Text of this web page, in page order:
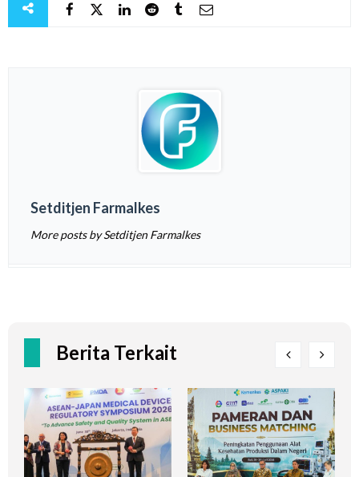
Setditjen Farmalkes
More posts by Setditjen Farmalkes
Berita Terkait